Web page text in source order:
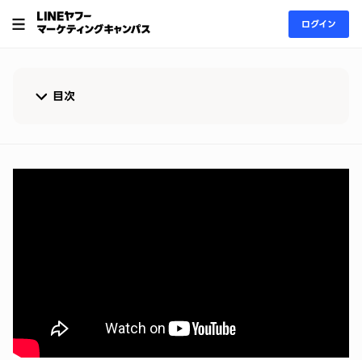
ログイン
目次
こんな人にオススメ